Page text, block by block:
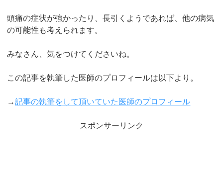
頭痛の症状が強かったり、長引くようであれば、他の病気
の可能性も考えられます。
みなさん、気をつけてくださいね。
この記事を執筆した医師のプロフィールは以下より。
→記事の執筆をして頂いていた医師のプロフィール
スポンサーリンク